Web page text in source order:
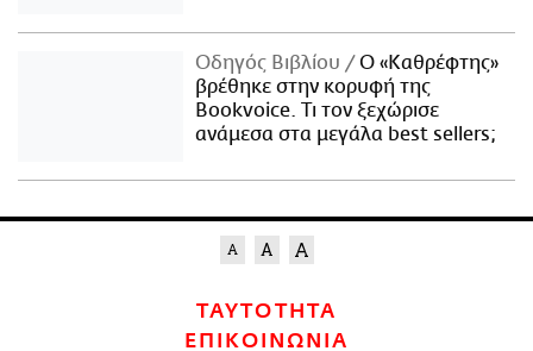
Οδηγός Βιβλίου
Ο «Καθρέφτης»
βρέθηκε στην κορυφή της
Bookvoice. Τι τον ξεχώρισε
ανάμεσα στα μεγάλα best sellers;
ΤΑΥΤΟΤΗΤΑ
ΕΠΙΚΟΙΝΩΝΙΑ